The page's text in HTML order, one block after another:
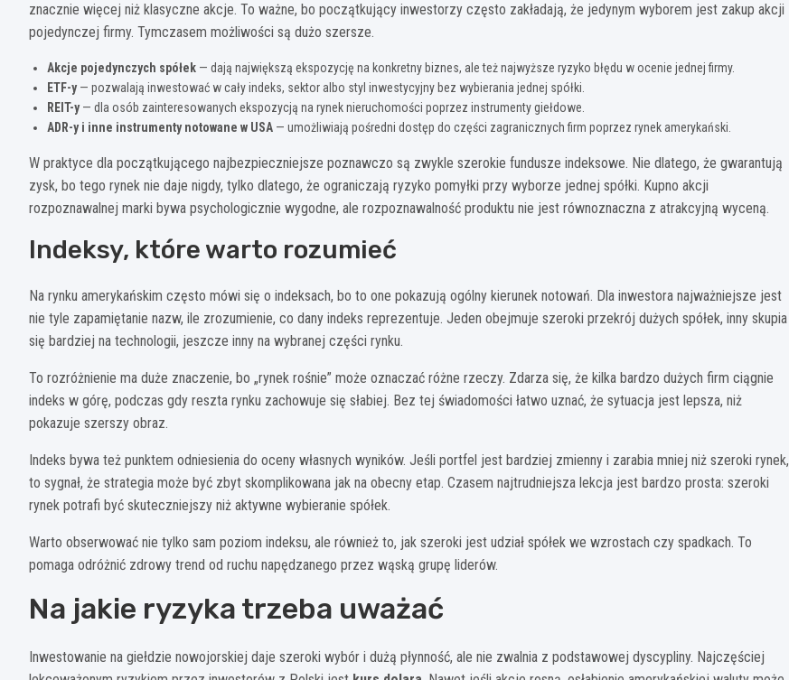
znacznie więcej niż klasyczne akcje. To ważne, bo początkujący inwestorzy często zakładają, że jedynym wyborem jest zakup akcji
pojedynczej firmy. Tymczasem możliwości są dużo szersze.
Akcje pojedynczych spółek — dają największą ekspozycję na konkretny biznes, ale też najwyższe ryzyko błędu w ocenie jednej firmy.
ETF-y— pozwalają inwestować w cały indeks, sektor albo styl inwestycyjny bez wybierania jednej spółki.
REIT-y— dla osób zainteresowanych ekspozycją na rynek nieruchomości poprzez instrumenty giełdowe.
ADR-y i inne instrumenty notowane w USA — umożliwiają pośredni dostęp do części zagranicznych firm poprzez rynek amerykański.
W praktyce dla początkującego najbezpieczniejsze poznawczo są zwykle szerokie fundusze indeksowe. Nie dlatego, że gwarantują
zysk, bo tego rynek nie daje nigdy, tylko dlatego, że ograniczają ryzyko pomyłki przy wyborze jednej spółki. Kupno akcji
rozpoznawalnej marki bywa psychologicznie wygodne, ale rozpoznawalność produktu nie jest równoznaczna z atrakcyjną wyceną.
Indeksy, które warto rozumieć
Na rynku amerykańskim często mówi się o indeksach, bo to one pokazują ogólny kierunek notowań. Dla inwestora najważniejsze jest
nie tyle zapamiętanie nazw, ile zrozumienie, co dany indeks reprezentuje. Jeden obejmuje szeroki przekrój dużych spółek, inny skupia
się bardziej na technologii, jeszcze inny na wybranej części rynku.
To rozróżnienie ma duże znaczenie, bo „rynek rośnie” może oznaczać różne rzeczy. Zdarza się, że kilka bardzo dużych firm ciągnie
indeks w górę, podczas gdy reszta rynku zachowuje się słabiej. Bez tej świadomości łatwo uznać, że sytuacja jest lepsza, niż
pokazuje szerszy obraz.
Indeks bywa też punktem odniesienia do oceny własnych wyników. Jeśli portfel jest bardziej zmienny i zarabia mniej niż szeroki rynek,
to sygnał, że strategia może być zbyt skomplikowana jak na obecny etap. Czasem najtrudniejsza lekcja jest bardzo prosta: szeroki
rynek potrafi być skuteczniejszy niż aktywne wybieranie spółek.
Warto obserwować nie tylko sam poziom indeksu, ale również to, jak szeroki jest udział spółek we wzrostach czy spadkach. To
pomaga odróżnić zdrowy trend od ruchu napędzanego przez wąską grupę liderów.
Na jakie ryzyka trzeba uważać
Inwestowanie na giełdzie nowojorskiej daje szeroki wybór i dużą płynność, ale nie zwalnia z podstawowej dyscypliny. Najczęściej